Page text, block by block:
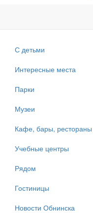
С детьми
Интересные места
Парки
Музеи
Кафе, бары, рестораны
Учебные центры
Рядом
Гостиницы
Новости Обнинска